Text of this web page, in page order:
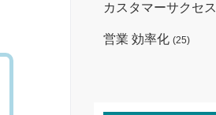
カスタマーサクセス
営業 効率化 (25)